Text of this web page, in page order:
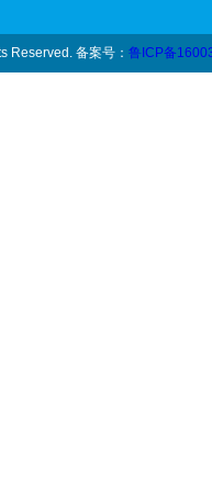
Reserved. 备案号： 鲁ICP备